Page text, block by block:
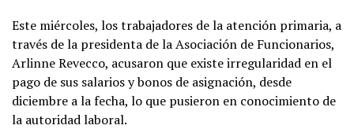
Este miércoles, los trabajadores de la atención primaria, a
través de la presidenta de la Asociación de Funcionarios,
Arlinne Revecco, acusaron que existe irregularidad en el
pago de sus salarios y bonos de asignación, desde
diciembre a la fecha, lo que pusieron en conocimiento de
la autoridad laboral.